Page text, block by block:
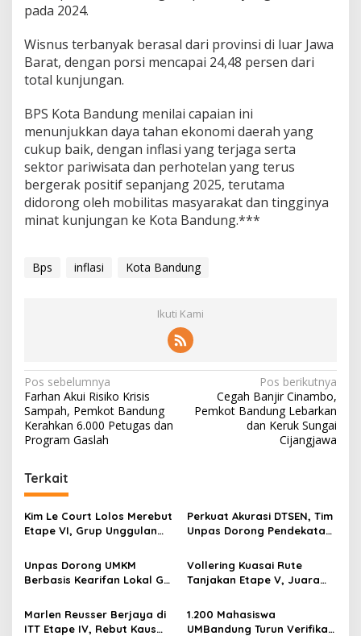
pada 2024.
Wisnus terbanyak berasal dari provinsi di luar Jawa
Barat, dengan porsi mencapai 24,48 persen dari
total kunjungan.
BPS Kota Bandung menilai capaian ini
menunjukkan daya tahan ekonomi daerah yang
cukup baik, dengan inflasi yang terjaga serta
sektor pariwisata dan perhotelan yang terus
bergerak positif sepanjang 2025, terutama
didorong oleh mobilitas masyarakat dan tingginya
minat kunjungan ke Kota Bandung.***
Bps inflasi Kota Bandung
Ikuti Kami
N
a
v
i
g
a
s
i
p
o
s
Pos sebelumnya
Farhan Akui Risiko Krisis
Sampah, Pemkot Bandung
Kerahkan 6.000 Petugas dan
Program Gaslah
Pos berikutnya
Cegah Banjir Cinambo,
Pemkot Bandung Lebarkan
dan Keruk Sungai
Cijangjawa
Terkait
Kim Le Court Lolos Merebut
Etape VI, Grup Unggulan
Penentu Juara
Perkuat Akurasi DTSEN, Tim
Unpas Dorong Pendekatan
Data Sosial
Unpas Dorong UMKM
Berbasis Kearifan Lokal Go
Ekonomi Desa
Vollering Kuasai Rute
Tanjakan Etape V, Juara
Peluangnya Sirna
Marlen Reusser Berjaya di
ITT Etape IV, Rebut Kaus
1.200 Mahasiswa
UMBandung Turun Verifikasi